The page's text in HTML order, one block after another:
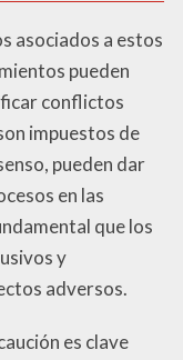
asociados a estos
pueden
conflictos
impuestos de
pueden dar
en las
que los
y
adversos.
es clave